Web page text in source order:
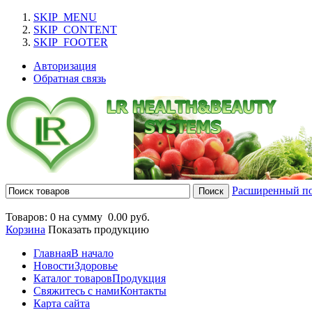
SKIP_MENU
SKIP_CONTENT
SKIP_FOOTER
Авторизация
Обратная связь
Расширенный
Товаров: 0 на сумму 0.00 руб.
Корзина Показать продукцию
ГлавнаяВ начало
НовостиЗдоровье
Каталог товаровПродукция
Свяжитесь с намиКонтакты
Карта сайта